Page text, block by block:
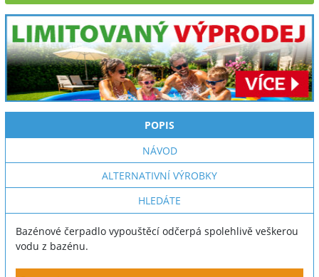
POPIS
NÁVOD
ALTERNATIVNÍ VÝROBKY
HLEDÁTE
Bazénové čerpadlo vypouštěcí odčerpá spolehlivě veškerou
vodu z bazénu.